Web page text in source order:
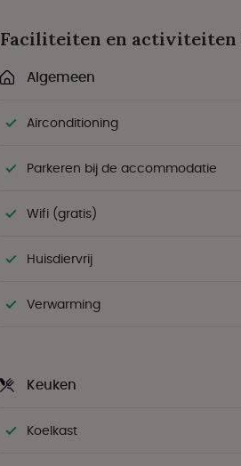
Faciliteiten en activiteiten
Algemeen
Airconditioning
Parkeren bij de accommodatie
Wifi (gratis)
Huisdiervrij
Verwarming
Keuken
Koelkast